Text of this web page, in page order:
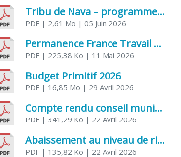
Tribu de Nava – programme et inscriptions été 2026
PDF | 2,61 Mo | 05 Juin 2026
Permanence France Travail au CCAS de Saujon Juin 2026
PDF | 225,38 Ko | 11 Mai 2026
Budget Primitif 2026
PDF | 16,85 Mo | 29 Avril 2026
Compte rendu conseil municipal – 7 avril 2026
PDF | 341,29 Ko | 22 Avril 2026
Abaissement au niveau de risque modéré de l’Influenza aviaire
PDF | 135,82 Ko | 22 Avril 2026